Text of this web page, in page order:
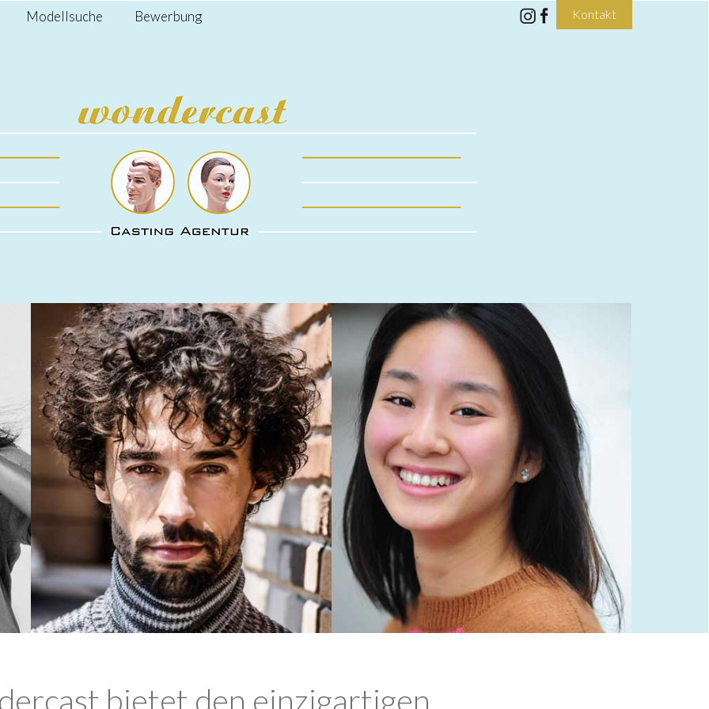
Modellsuche Bewerbung Kontakt
bietet den einzigartigen